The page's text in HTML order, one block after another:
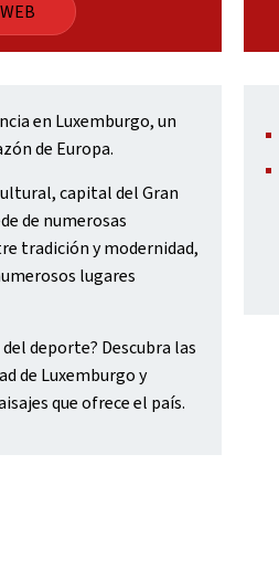
en Luxemburgo, un
de Europa.
capital del Gran
de numerosas
tradición y modernidad,
lugares
deporte? Descubra las
de Luxemburgo y
que ofrece el país.